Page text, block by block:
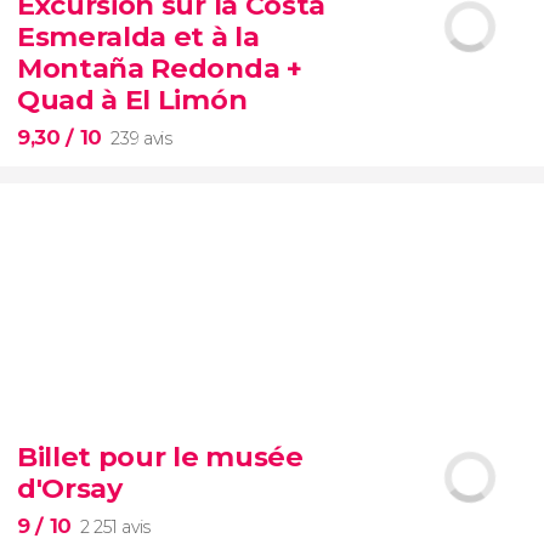
Esmeralda et à la
Montaña Redonda +
Quad à El Limón
9,30/ 10 239 avis
nature dominicaine
excursion
sur la Costa Esmeralda et à la Montaña Redonda
Billet pour le musée
d'Orsay
9/ 10 2 251 avis